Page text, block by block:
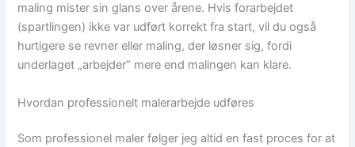
maling mister sin glans over årene. Hvis forarbejdet
(spartlingen) ikke var udført korrekt fra start, vil du også
hurtigere se revner eller maling, der løsner sig, fordi
underlaget „arbejder” mere end malingen kan klare.
Hvordan professionelt malerarbejde udføres
Som professionel maler følger jeg altid en fast proces for at